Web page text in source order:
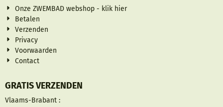
Onze ZWEMBAD webshop - klik hier
Betalen
Verzenden
Privacy
Voorwaarden
Contact
GRATIS VERZENDEN
Vlaams-Brabant :